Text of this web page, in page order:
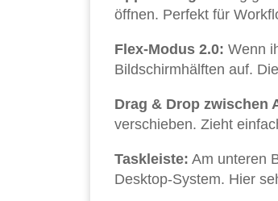
öffnen. Perfekt für
Flex-Modus 2.0: Wenn
Bildschirmhälften auf.
Drag & Drop zwischen
verschieben. Zieht
Taskleiste: Am unteren
Desktop-System. Hier